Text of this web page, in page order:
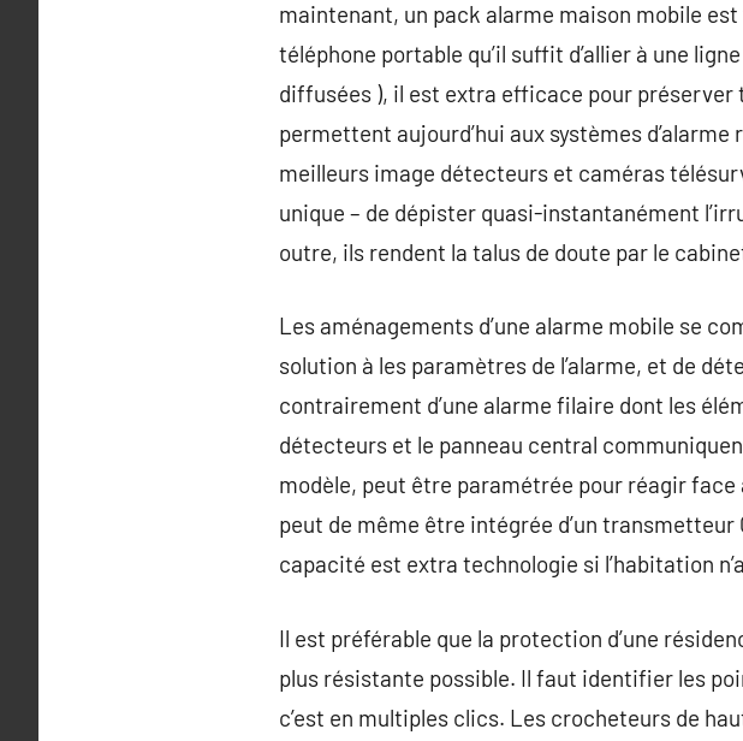
maintenant, un pack alarme maison mobile est
téléphone portable qu’il suffit d’allier à une
diffusées ), il est extra efficace pour
permettent aujourd’hui aux systèmes
meilleurs image détecteurs et caméras
unique – de dépister quasi-instantanément
outre, ils rendent la talus de doute par le
Les aménagements d’une alarme mobile se
solution à les paramètres de l’alarme, et de
contrairement d’une alarme filaire dont les
détecteurs et le panneau central
modèle, peut être paramétrée pour réagir
peut de même être intégrée d’un transmetteur
capacité est extra technologie si l’habitation
Il est préférable que la protection d’une
plus résistante possible. Il faut identifier les
c’est en multiples clics. Les crocheteurs de